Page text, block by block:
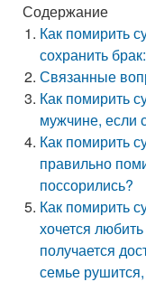
Содержание
Как помирить
сохранить
Связанные
Как помирить
мужчине, если
Как помирить
правильно
поссорились?
Как помирить
хочется
получается
семье